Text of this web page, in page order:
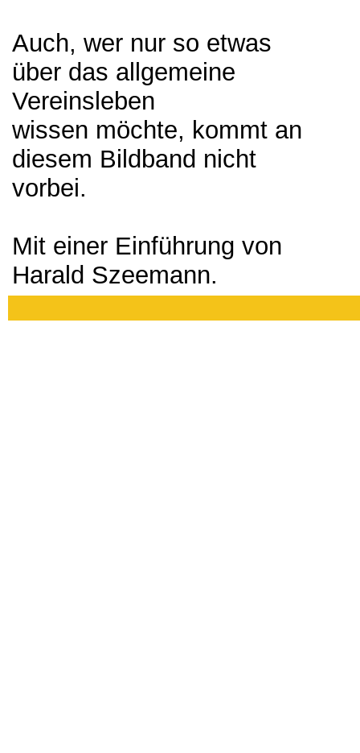
Auch, wer nur so etwas
über das allgemeine
Vereinsleben
wissen möchte, kommt an
diesem Bildband nicht
vorbei.
Mit einer Einführung von
Harald Szeemann.